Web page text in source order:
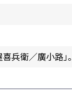
喜兵衛／廣小路」。